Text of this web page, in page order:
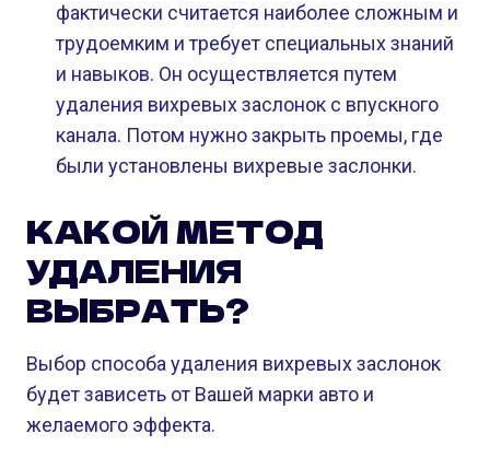
фактически считается наиболее сложным и
трудоемким и требует специальных знаний
и навыков. Он осуществляется путем
удаления вихревых заслонок с впускного
канала. Потом нужно закрыть проемы, где
были установлены вихревые заслонки.
КАКОЙ МЕТОД
УДАЛЕНИЯ
ВЫБРАТЬ?
Выбор способа удаления вихревых заслонок
будет зависеть от Вашей марки авто и
желаемого эффекта.